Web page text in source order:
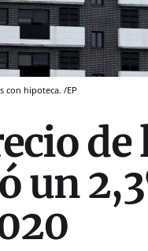
con hipoteca. /EP
un